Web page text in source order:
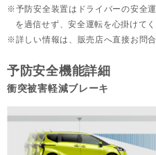
予防安全装置はドライバーの安全
を過信せず、安全運転を心掛けてく
詳しい情報は、販売店へ直接お問合
予防安全機能詳細
衝突被害軽減ブレーキ